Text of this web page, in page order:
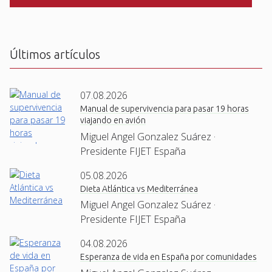
C
Últimos artículos
07.08.2026
Manual de supervivencia para pasar 19 horas
viajando en avión
Miguel Angel Gonzalez Suárez ·
Presidente FIJET España
05.08.2026
Dieta Atlántica vs Mediterránea
Miguel Angel Gonzalez Suárez ·
Presidente FIJET España
04.08.2026
Esperanza de vida en España por comunidades